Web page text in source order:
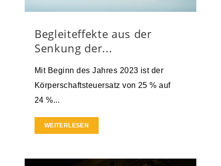
Begleiteffekte aus der
Senkung der...
Mit Beginn des Jahres 2023 ist der
Körperschaftsteuersatz von 25 % auf
24 %...
WEITERLESEN